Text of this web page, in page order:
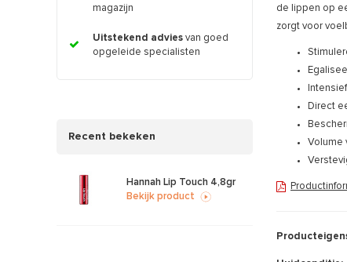
magazijn
Uitstekend advies van goed
opgeleide specialisten
Recent bekeken
Hannah Lip Touch 4,8gr
Bekijk product
de lippen op
zorgt voor
Direct
Volume